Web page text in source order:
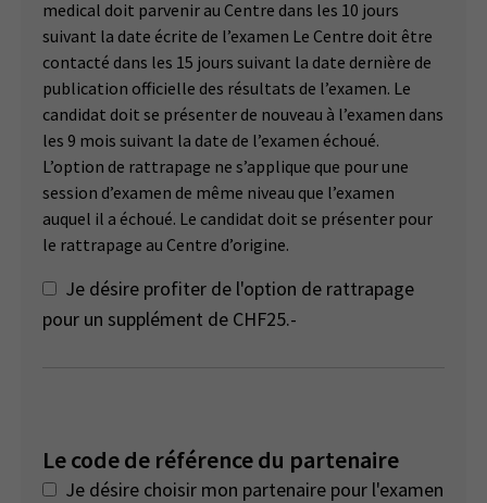
medical doit parvenir au Centre dans les 10 jours
suivant la date écrite de l’examen Le Centre doit être
contacté dans les 15 jours suivant la date dernière de
publication officielle des résultats de l’examen. Le
candidat doit se présenter de nouveau à l’examen dans
les 9 mois suivant la date de l’examen échoué.
L’option de rattrapage ne s’applique que pour une
session d’examen de même niveau que l’examen
auquel il a échoué. Le candidat doit se présenter pour
le rattrapage au Centre d’origine.
Je désire profiter de l'option de rattrapage
pour un supplément de CHF25.-
Le code de référence du partenaire
Je désire choisir mon partenaire pour l'examen